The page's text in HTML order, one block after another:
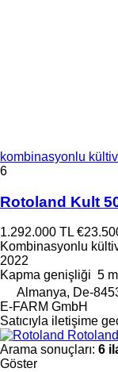
kombinasyonlu
6
Rotoland Kult
1.292.000 TL
Kombinasyonlu
2022
Kapma genişliği 5 m
Almanya, De-
E-FARM GmbH
Satıcıyla iletişime
Arama sonuçları: 6
Göster